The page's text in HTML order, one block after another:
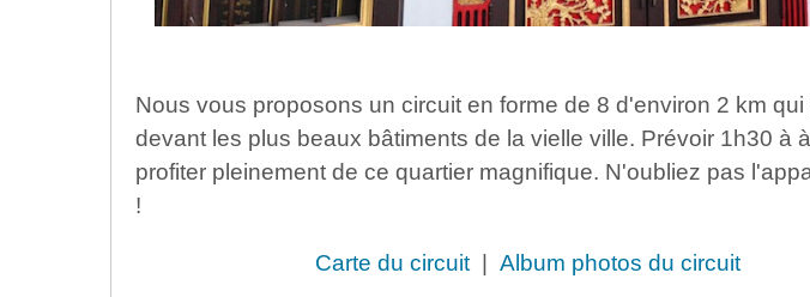
Nous vous proposons un circuit en forme de 8 d'environ 2 km qui
devant les plus beaux bâtiments de la vielle ville. Prévoir 1h30 à
profiter pleinement de ce quartier magnifique. N'oubliez pas
!
Carte du circuit| Album photos du circuit